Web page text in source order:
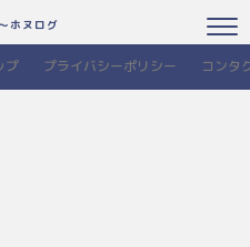
ホヌログ
プ プライバシーポリシー コンタ